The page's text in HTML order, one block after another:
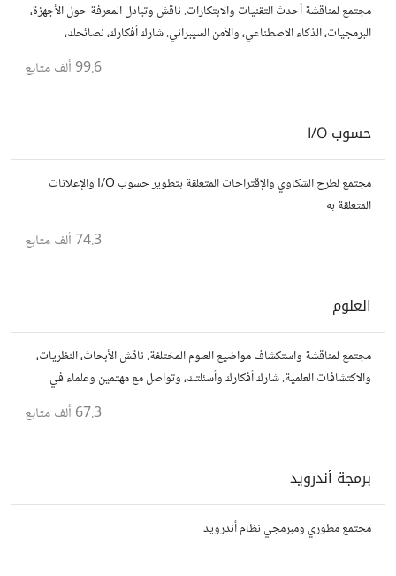
مجتمع لمناقشة أحدث التقنيات والابتكارات. ناقش وتبادل المعرفة حول الأجهزة،
البرمجيات، الذكاء الاصطناعي، والأمن السيبراني. شارك أفكارك، نصائحك،
99.6 ألف متابع
حسوب I/O
مجتمع لطرح الشكاوي والإقتراحات المتعلقة بتطوير حسوب I/O والإعلانات
المتعلقة به
74.3 ألف متابع
العلوم
مجتمع لمناقشة واستكشاف مواضيع العلوم المختلفة. ناقش الأبحاث، النظريات،
والاكتشافات العلمية. شارك أفكارك وأسئلتك، وتواصل مع مهتمين وعلماء في
67.3 ألف متابع
برمجة أندرويد
مجتمع مطوري ومبرمجي نظام أندرويد